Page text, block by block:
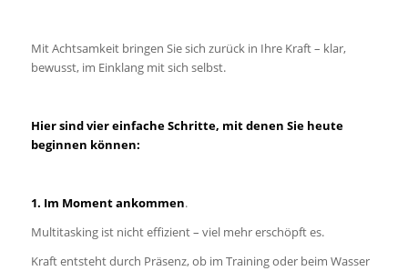
Mit Achtsamkeit bringen Sie sich zurück in Ihre Kraft – klar,
bewusst, im Einklang mit sich selbst.
Hier sind vier einfache Schritte, mit denen Sie heute
beginnen können:
1. Im Moment ankommen.
Multitasking ist nicht effizient – viel mehr erschöpft es.
Kraft entsteht durch Präsenz, ob im Training oder beim Wasser